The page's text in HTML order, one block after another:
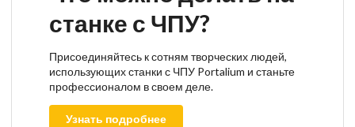
станке с ЧПУ?
Присоединяйтесь к сотням творческих людей,
использующих станки с ЧПУ Portalium и станьте
профессионалом в своем деле.
Узнать подробнее